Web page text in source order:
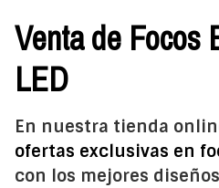
Venta de Focos
LED
En nuestra tienda
ofertas exclusivas en
con los mejores